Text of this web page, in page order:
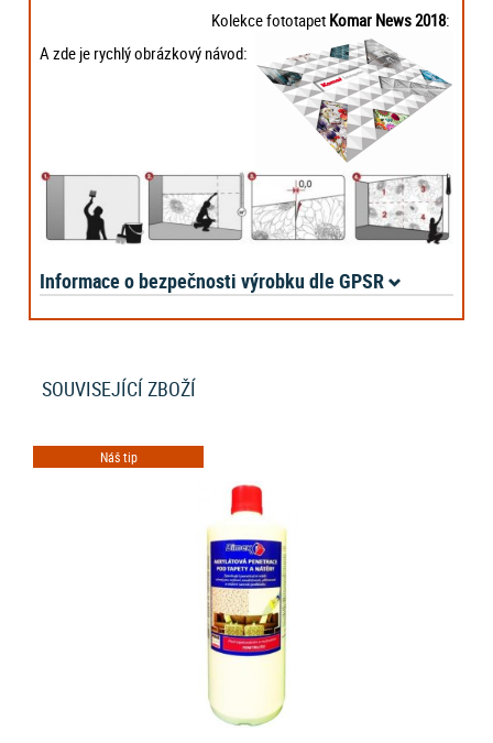
Kolekce fototapet Komar News 2018:
A zde je rychlý obrázkový návod:
Informace o bezpečnosti výrobku dle GPSR
SOUVISEJÍCÍ ZBOŽÍ
Náš tip